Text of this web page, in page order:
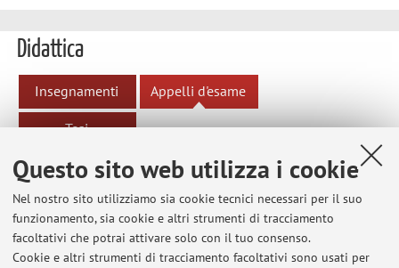
Questo sito web utilizza i cookie
Nel nostro sito utilizziamo sia cookie tecnici necessari per il suo
funzionamento, sia cookie e altri strumenti di tracciamento
facoltativi che potrai attivare solo con il tuo consenso.
Cookie e altri strumenti di tracciamento facoltativi sono usati per
Didattica
Insegnamenti Appelli d'esame
Tesi
Appelli d'esame
Elenco degli appelli pubblicati sino ad oggi, suddivisi per
insegnamento. Per le informazioni dettagliate accedi ad
AlmaEsami.